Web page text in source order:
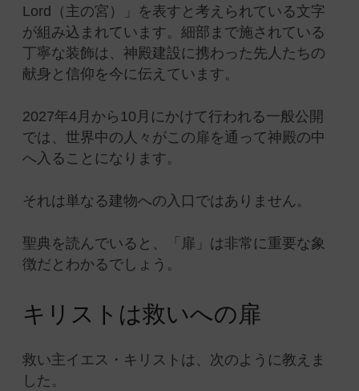
Lord（主の宮）」を表すと考えられている文字
が組み込まれています。細部まで施されている
丁寧な装飾は、神殿建設に携わった先人たちの
献身と信仰を今に伝えています。
2027年4月から10月にかけて行われる一般公開
では、世界中の人々がこの扉を通って神殿の中
へ入ることになります。
それは単なる建物への入口ではありません。
聖典を読んでいると、「扉」は非常に重要な象
徴だとわかるでしょう。
キリストは救いへの扉
救い主イエス・キリストは、次のように教えま
した。